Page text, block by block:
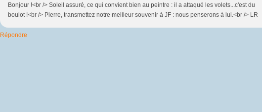
Bonjour !<br /> Soleil assuré, ce qui convient bien au peintre : il a attaqué les volets...c'est du
boulot !<br /> Pierre, transmettez notre meilleur souvenir à JF : nous penserons à lui.<br /> LR
Répondre